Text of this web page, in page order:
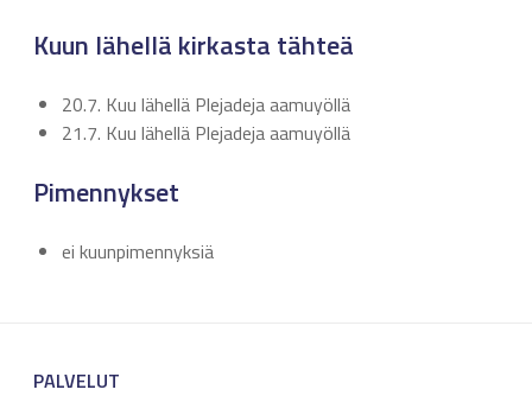
Kuun lähellä kirkasta tähteä
20.7. Kuu lähellä Plejadeja aamuyöllä
21.7. Kuu lähellä Plejadeja aamuyöllä
Pimennykset
ei kuunpimennyksiä
PALVELUT